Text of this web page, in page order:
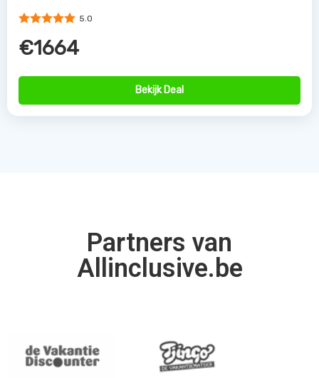
5.0
€1664
Bekijk Deal
Partners van
Allinclusive.be